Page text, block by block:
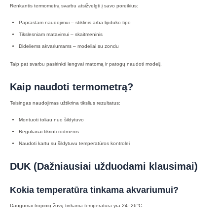
Renkantis termometrą svarbu atsižvelgti į savo poreikius:
Paprastam naudojimui – stiklinis arba lipduko tipo
Tikslesniam matavimui – skaitmeninis
Dideliems akvariumams – modeliai su zondu
Taip pat svarbu pasirinkti lengvai matomą ir patogų naudoti modelį.
Kaip naudoti termometrą?
Teisingas naudojimas užtikrina tikslius rezultatus:
Montuoti toliau nuo šildytuvo
Reguliariai tikrinti rodmenis
Naudoti kartu su šildytuvu temperatūros kontrolei
DUK (Dažniausiai užduodami klausimai)
Kokia temperatūra tinkama akvariumui?
Daugumai tropinių žuvų tinkama temperatūra yra 24–26°C.